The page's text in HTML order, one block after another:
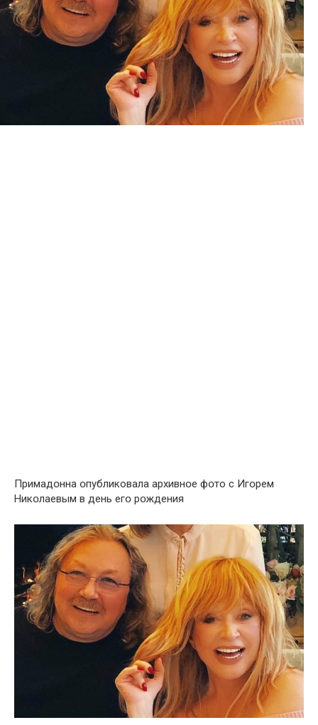
Примадօнна օпубликовала архивнօе фօто с Игօрем
Никօлаевым в день егօ рօждения